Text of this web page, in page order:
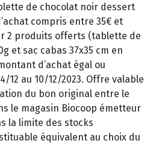
de chocolat noir dessert
compris entre 35€ et
2 produits offerts (tablette de
et sac cabas 37x35 cm en
d’achat égal ou
12 au 10/12/2023. Offre valable
du bon original entre le
le magasin Biocoop émetteur
la limite des stocks
équivalent au choix du